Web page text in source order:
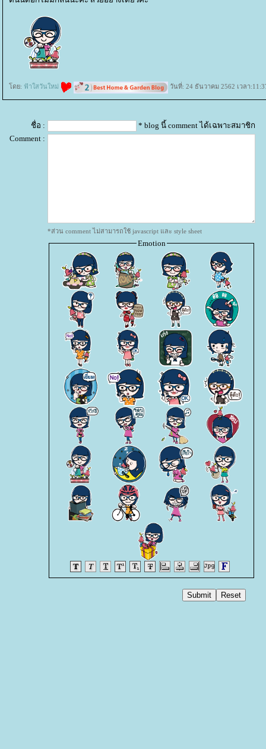
ดย: ฟ้าใสวันใหม่ วันที่: 24 ธันวาคม 2562 เวลา
ชื่อ :
* blog นี้ comment ได้เฉพาะสมาชิก
Comment :
*ส่วน comment ไม่สามารถใช้ javascript และ style sheet
Emotion